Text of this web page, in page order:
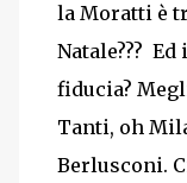
la Moratti è
Natale???
fiducia?
Tanti, oh
Berlusconi.